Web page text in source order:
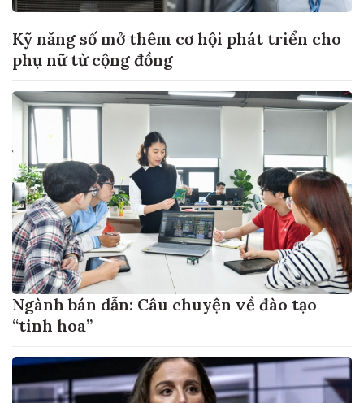
Kỹ năng số mở thêm cơ hội phát triển cho
phụ nữ từ cộng đồng
Ngành bán dẫn: Câu chuyện về đào tạo
“tinh hoa”